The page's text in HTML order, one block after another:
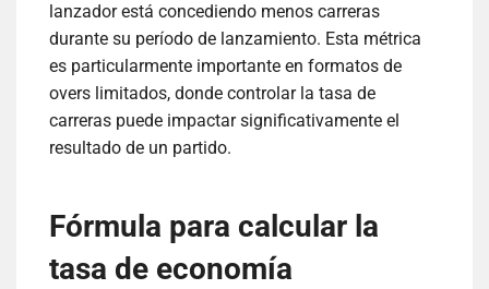
lanzador está concediendo menos carreras
durante su período de lanzamiento. Esta métrica
es particularmente importante en formatos de
overs limitados, donde controlar la tasa de
carreras puede impactar significativamente el
resultado de un partido.
Fórmula para calcular la
tasa de economía